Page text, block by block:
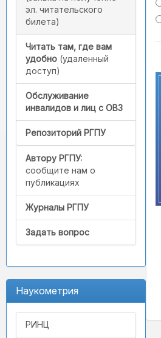
эл. читательского
билета)
Читать там, где вам
удобно (удаленный
доступ)
Обслуживание
инвалидов и лиц с ОВЗ
Репозиторий РГПУ
Автору РГПУ:
сообщите нам о
публикациях
Журналы РГПУ
Задать вопрос
Наукометрия
РИНЦ